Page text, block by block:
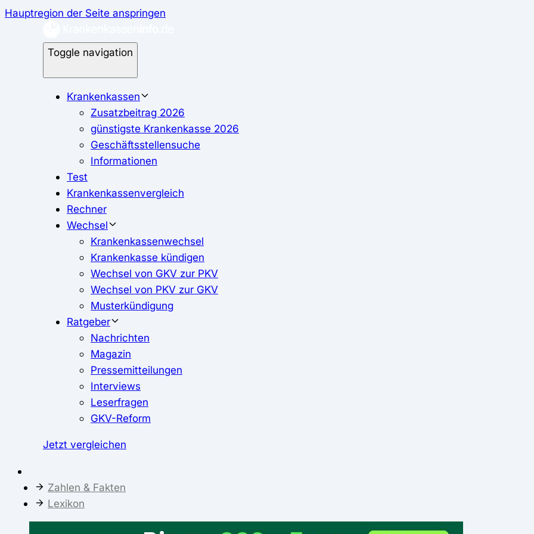
Hauptregion der Seite anspringen
Toggle navigation
Krankenkassen
Zusatzbeitrag 2026
günstigste Krankenkasse 2026
Geschäftsstellensuche
Informationen
Test
Krankenkassenvergleich
Rechner
Wechsel
Krankenkassenwechsel
Krankenkasse kündigen
Wechsel von GKV zur PKV
Wechsel von PKV zur GKV
Musterkündigung
Ratgeber
Nachrichten
Magazin
Pressemitteilungen
Interviews
Leserfragen
GKV-Reform
Jetzt vergleichen
Zahlen & Fakten
Lexikon